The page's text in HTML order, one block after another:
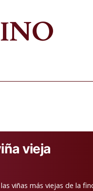
vieja
viñas más viejas de la